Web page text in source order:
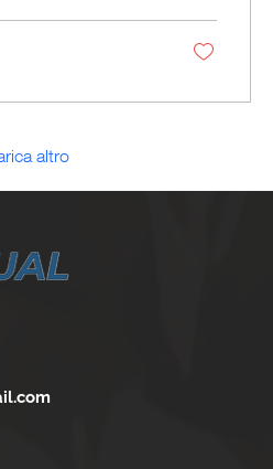
serve davvero a chi
da vedere.
di partenza per tutti
altro